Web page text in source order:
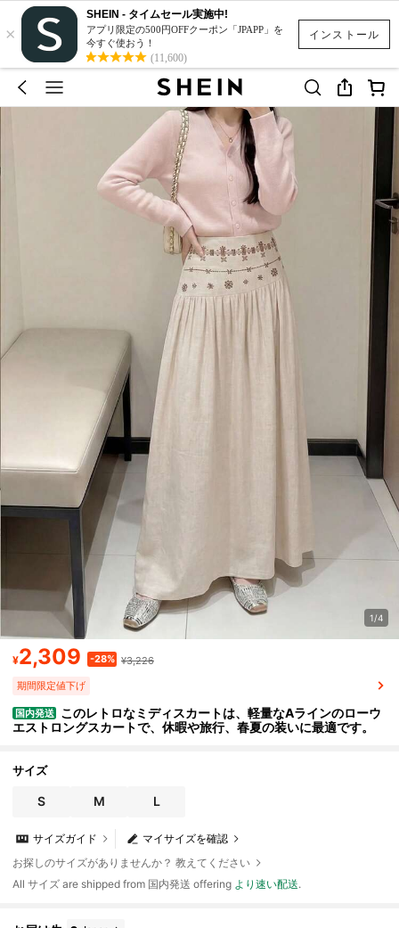
インストール
×
SHEIN - タイムセール実施中!
アプリ限定の500円OFFクーポン「JPAPP」を
今すぐ使おう！
(11,600)
1/4
¥2,309 -28% ¥3,226
期間限定値下げ
国内発送 このレトロなミディスカートは、軽量なAラインのローウ
エストロングスカートで、休暇や旅行、春夏の装いに最適です。
サイズ
S M L
マイサイズを確認
サイズガイド
お探しのサイズがありませんか？ 教えてください
All サイズ are shipped from 国内発送 offering より速い配送.